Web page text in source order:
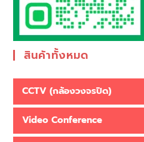
สินค้าทั้งหมด
CCTV (กล้องวงจรปิด)
Video Conference